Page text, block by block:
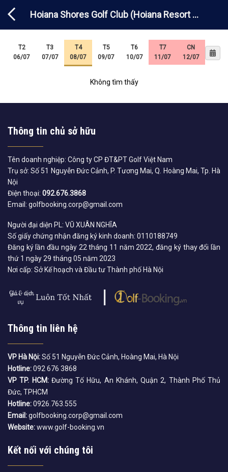
đến
Hoiana Shores Golf Club (Hoiana Resort &
Golf) – Inbound
T2
06/07
T3
07/07
T4
08/07
T5
09/07
T6
10/07
T7
11/07
CN
12/07
Không tìm thấy
Thông tin chủ sở hữu
Tên doanh nghiệp: Công ty CP ĐT&PT Golf Việt Nam
Trụ sở: Số 51 Nguyễn Đức Cảnh, P. Tương Mai, Q. Hoàng Mai, Tp. Hà
Nội
Điện thoại: 092.676.3868
Email: golfbooking.corp@gmail.com
Người đại diện PL: VŨ XUÂN NGHĨA
Số giấy chứng nhận đăng ký kinh doanh: 0110188749
Đăng ký lần đầu ngày 22 tháng 11 năm 2022, đăng ký thay đổi lần
thứ 1 ngày 29 tháng 05 năm 2023
Nơi cấp: Sở Kế hoạch và Đầu tư Thành phố Hà Nội
Thông tin liên hệ
VP Hà Nội:Số 51 Nguyễn Đức Cảnh, Hoàng Mai, Hà Nội
Hotline:092 676 3868
VP TP. HCM:Đường Tố Hữu, An Khánh, Quận 2, Thành Phố Thủ
Đức, TPHCM
Hotline:0926.763.555
Email:golfbooking.corp@gmail.com
Website:www.golf-booking.vn
Kết nối với chúng tôi